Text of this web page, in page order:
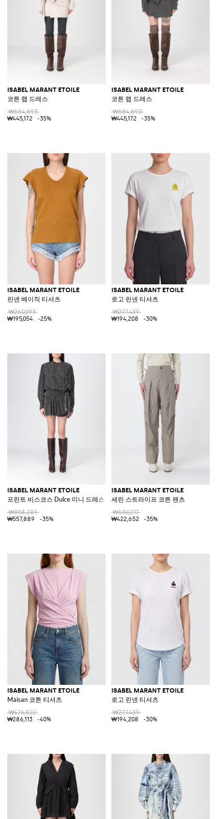
ISABEL MARANT ETOILE
코튼 랩 드레스
₩684,893
₩445,172
-35%
ISABEL MARANT ETOILE
코튼 랩 드레스
₩684,893
₩445,172
-35%
ISABEL MARANT ETOILE
린넨 베이직 티셔츠
₩260,093
₩195,054
-25%
ISABEL MARANT ETOILE
로고 린넨 티셔츠
₩277,439
₩194,208
-30%
ISABEL MARANT ETOILE
프린트 비스코스 Dulce 미니 드레스
₩858,289
₩557,889
-35%
ISABEL MARANT ETOILE
세린 스트라이프 코튼 팬츠
₩650,217
₩422,652
-35%
ISABEL MARANT ETOILE
Maisan 코튼 티셔츠
₩476,822
₩286,113
-40%
ISABEL MARANT ETOILE
로고 린넨 티셔츠
₩277,439
₩194,208
-30%